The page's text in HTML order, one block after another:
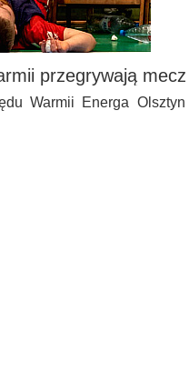
przegrywają
Warmii Energa